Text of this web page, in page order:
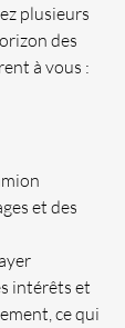
plusieurs
des
à vous :
et des
intérêts et
ce qui